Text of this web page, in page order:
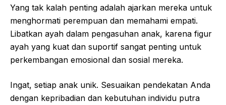
Yang tak kalah penting adalah ajarkan mereka untuk
menghormati perempuan dan memahami empati.
Libatkan ayah dalam pengasuhan anak, karena figur
ayah yang kuat dan suportif sangat penting untuk
perkembangan emosional dan sosial mereka.
Ingat, setiap anak unik. Sesuaikan pendekatan Anda
dengan kepribadian dan kebutuhan individu putra